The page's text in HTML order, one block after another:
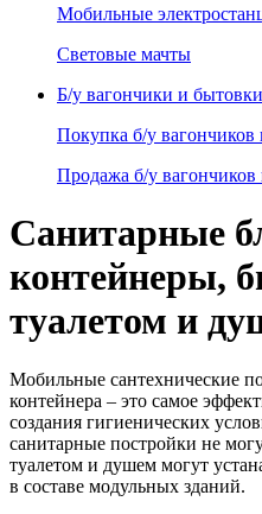
Мобильные
Световые мачты
Б/у вагончики и бытовки
Покупка б/у вагончиков
Продажа б/у
Санитарные
контейнеры,
туалетом и
Мобильные сантехнические
контейнера – это самое
создания гигиенических
санитарные постройки не
туалетом и душем могут
в составе модульных зданий.